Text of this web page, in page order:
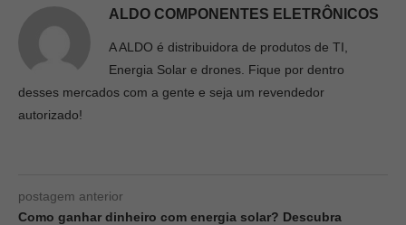
ALDO COMPONENTES ELETRÔNICOS
A ALDO é distribuidora de produtos de TI,
Energia Solar e drones. Fique por dentro
desses mercados com a gente e seja um revendedor
autorizado!
postagem anterior
Como ganhar dinheiro com energia solar? Descubra